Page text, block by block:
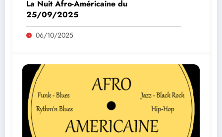
La Nuit Afro-Américaine du
25/09/2025
06/10/2025